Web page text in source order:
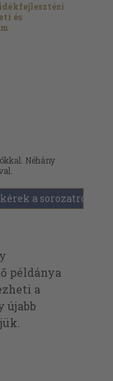
és
Néhány
a sorozatról
példánya
a
újabb